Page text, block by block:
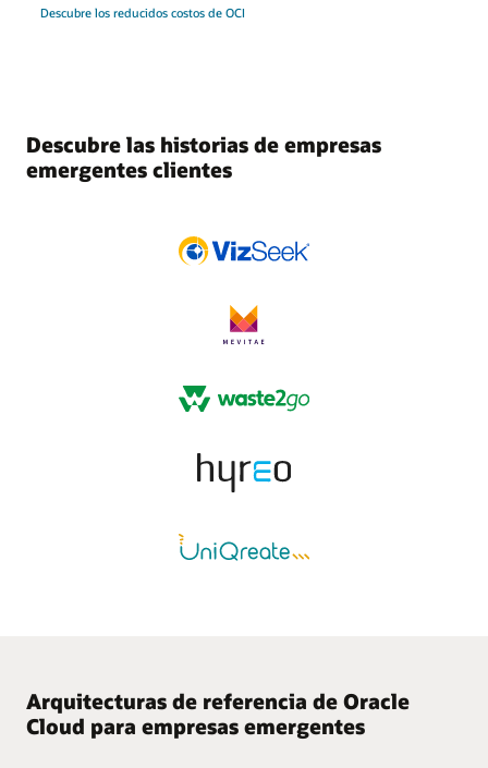
Descubre los reducidos costos de OCI
Descubre las historias de empresas
emergentes clientes
Arquitecturas de referencia de Oracle
Cloud para empresas emergentes